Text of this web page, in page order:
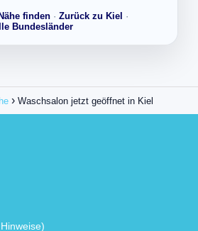
finden · Zurück zu Kiel ·
Bundesländer
Waschsalon jetzt geöffnet in Kiel